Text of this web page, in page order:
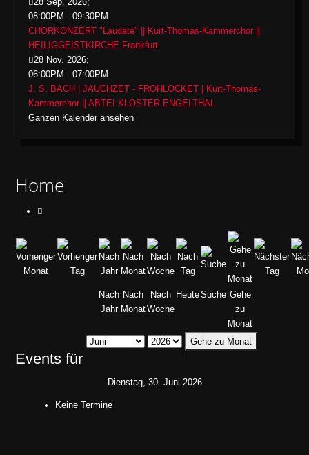
08:00PM - 09:30PM
CHORKONZERT "Laudate" || Kurt-Thomas-Kammerchor ||
HEILIGGEISTKIRCHE Frankfurt
28 Nov. 2026;
06:00PM - 07:00PM
J. S. BACH | JAUCHZET - FROHLOCKET | Kurt-Thomas-
Kammerchor || ABTEI KLOSTER ENGELTHAL
Ganzen Kalender ansehen
Home
Nach
Jahr
Nach
Monat
Nach
Woche
HeuteSuche Gehe
zu
Monat
Gehe zu Monat
Events für
Dienstag, 30. Juni 2026
Keine Termine